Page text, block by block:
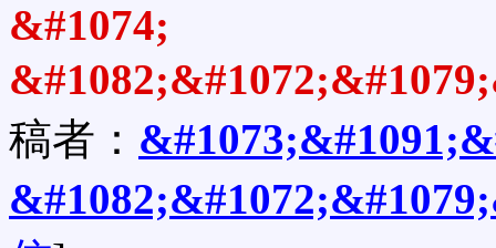
&#1074;
稿者：